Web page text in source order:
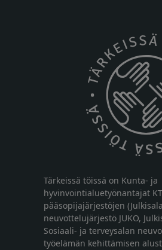
Tärkeissä töissä on Kunta- ja
hyvinvointialuetyönantajat
pääsopijajärjestöjen
neuvottelujärjestö JUKO,
Sosiaali- ja terveysalan
työelämän kehittämisen